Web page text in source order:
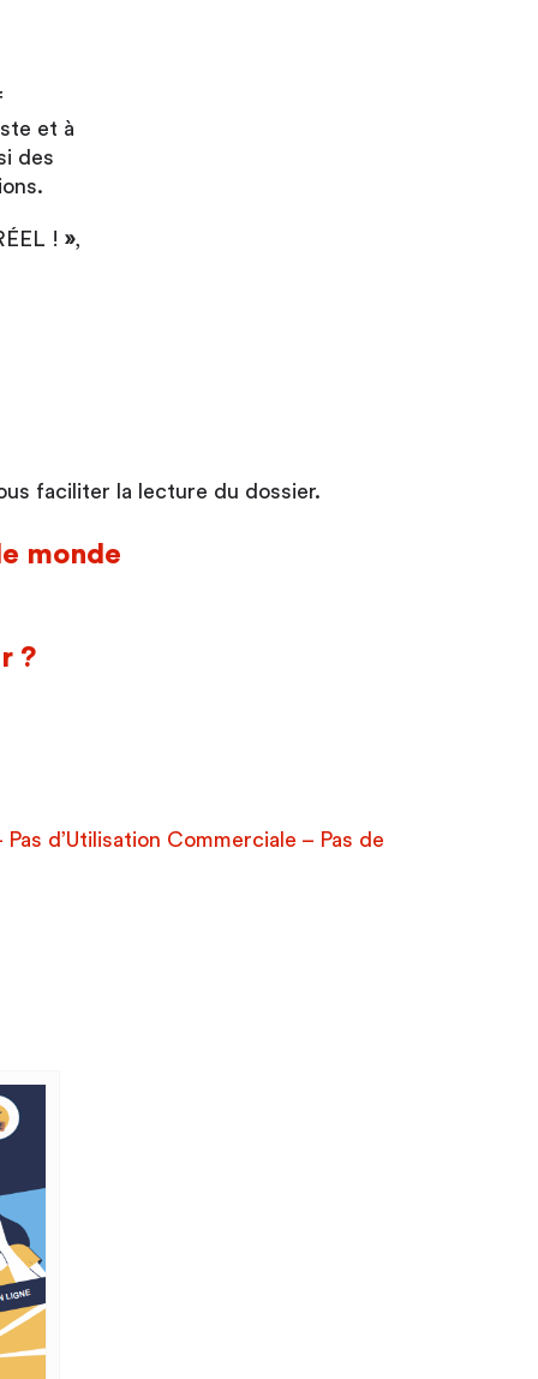
et à
des
! »,
faciliter la lecture du dossier.
monde
?
d’Utilisation Commerciale – Pas de